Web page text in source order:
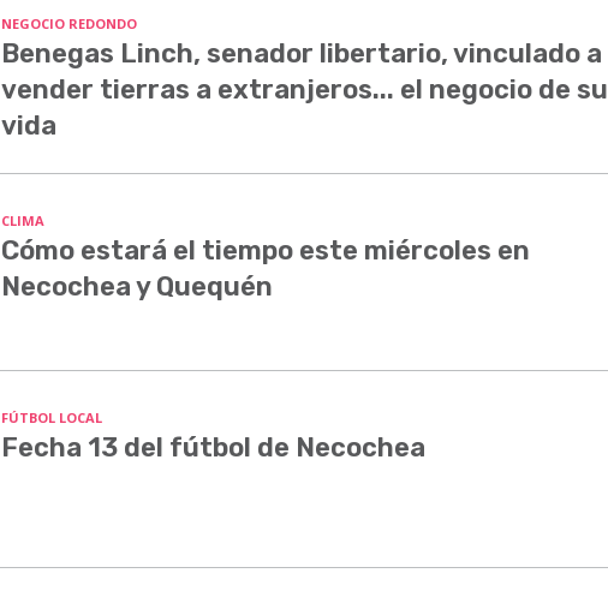
NEGOCIO REDONDO
Benegas Linch, senador libertario, vinculado a
vender tierras a extranjeros... el negocio de su
vida
CLIMA
Cómo estará el tiempo este miércoles en
Necochea y Quequén
FÚTBOL LOCAL
Fecha 13 del fútbol de Necochea